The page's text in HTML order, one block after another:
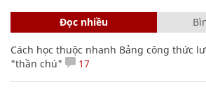
Đọc nhiều
Cách học thuộc nhanh Bảng công thức
"thần chú"
17